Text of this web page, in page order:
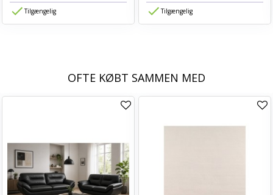
Tilgængelig Tilgængelig
OFTE KØBT SAMMEN MED